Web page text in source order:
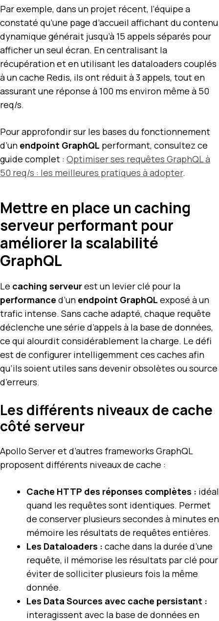
Par exemple, dans un projet récent, l’équipe a
constaté qu’une page d’accueil affichant du contenu
dynamique générait jusqu’à 15 appels séparés pour
afficher un seul écran. En centralisant la
récupération et en utilisant les dataloaders couplés
à un cache Redis, ils ont réduit à 3 appels, tout en
assurant une réponse à 100 ms environ même à 50
req/s.
Pour approfondir sur les bases du fonctionnement
d’un endpoint GraphQL performant, consultez ce
guide complet : Optimiser ses requêtes GraphQL à
50 req/s : les meilleures pratiques à adopter.
Mettre en place un caching
serveur performant pour
améliorer la scalabilité
GraphQL
Le caching serveurest un levier clé pour la
performance d’un endpoint GraphQL exposé à un
trafic intense. Sans cache adapté, chaque requête
déclenche une série d’appels à la base de données,
ce qui alourdit considérablement la charge. Le défi
est de configurer intelligemment ces caches afin
qu’ils soient utiles sans devenir obsolètes ou source
d’erreurs.
Les différents niveaux de cache
côté serveur
Apollo Server et d’autres frameworks GraphQL
proposent différents niveaux de cache :
Cache HTTP des réponses complètes : idéal
quand les requêtes sont identiques. Permet
de conserver plusieurs secondes à minutes en
mémoire les résultats de requêtes entières.
Les Dataloaders : cache dans la durée d’une
requête, il mémorise les résultats par clé pour
éviter de solliciter plusieurs fois la même
donnée.
Les Data Sources avec cache persistant :
interagissent avec la base de données en